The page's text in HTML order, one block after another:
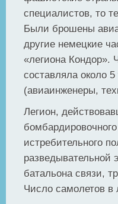
специалистов, то
Были брошены
другие немецкие
«легиона Кондор».
составляла около
(авиаинженеры,
Легион,
истребительного
разведывательной
батальона связи,
Число самолетов в